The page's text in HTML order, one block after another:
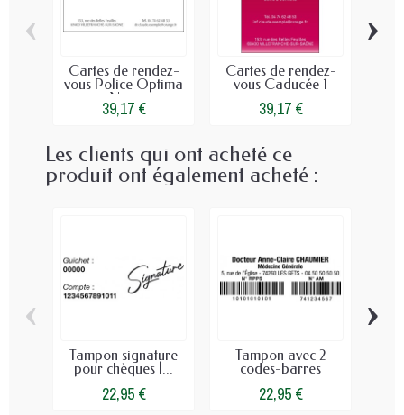
Cartes de rendez-
vous Police Optima
Noir
39,17 €
Cartes de rendez-
vous Caducée 1
39,17 €
‹ ›
Les clients qui ont acheté ce
produit ont également acheté :
Tampon signature
pour chèques |...
22,95 €
Tampon avec 2
codes-barres
22,95 €
‹ ›